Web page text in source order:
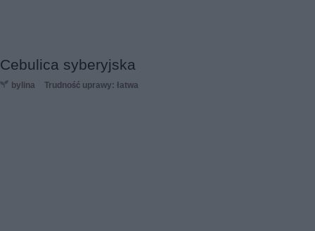
Cebulica syberyjska
bylina Trudność uprawy: łatwa